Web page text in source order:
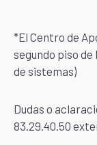
*El Centro de
segundo piso
de sistemas)
Dudas o
83.29.40.50